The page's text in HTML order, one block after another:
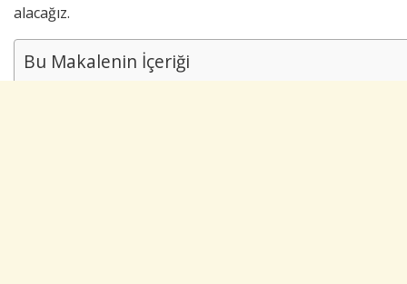
alacağız.
Bu Makalenin İçeriği